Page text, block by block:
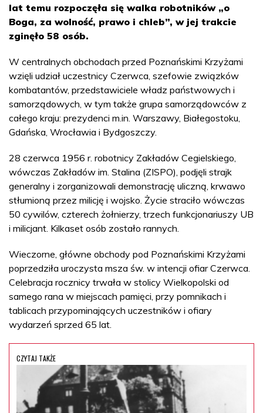
lat temu rozpoczęła się walka robotników „o
Boga, za wolność, prawo i chleb”, w jej trakcie
zginęło 58 osób.
W centralnych obchodach przed Poznańskimi Krzyżami
wzięli udział uczestnicy Czerwca, szefowie związków
kombatantów, przedstawiciele władz państwowych i
samorządowych, w tym także grupa samorządowców z
całego kraju: prezydenci m.in. Warszawy, Białegostoku,
Gdańska, Wrocławia i Bydgoszczy.
28 czerwca 1956 r. robotnicy Zakładów Cegielskiego,
wówczas Zakładów im. Stalina (ZISPO), podjęli strajk
generalny i zorganizowali demonstrację uliczną, krwawo
stłumioną przez milicję i wojsko. Życie straciło wówczas
50 cywilów, czterech żołnierzy, trzech funkcjonariuszy UB
i milicjant. Kilkaset osób zostało rannych.
Wieczorne, główne obchody pod Poznańskimi Krzyżami
poprzedziła uroczysta msza św. w intencji ofiar Czerwca.
Celebracja rocznicy trwała w stolicy Wielkopolski od
samego rana w miejscach pamięci, przy pomnikach i
tablicach przypominających uczestników i ofiary
wydarzeń sprzed 65 lat.
CZYTAJ TAKŻE